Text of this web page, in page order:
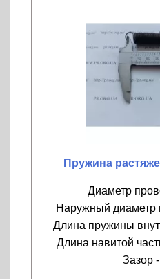
Пружина
Диаметр
Наружный
Длина пружины
Длина навитой
Зазор